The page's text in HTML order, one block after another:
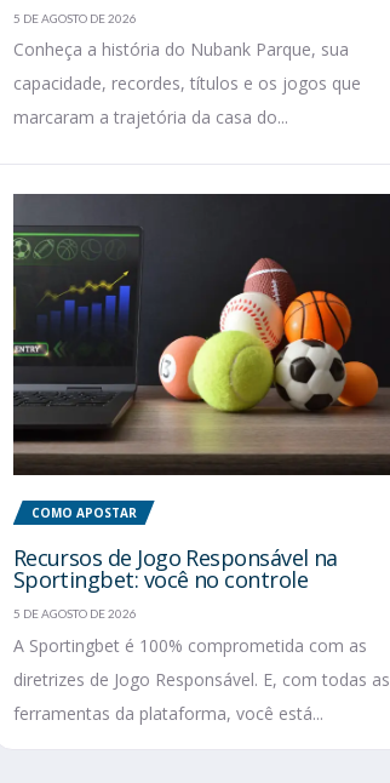
5 DE AGOSTO DE 2026
Conheça a história do Nubank Parque, sua
capacidade, recordes, títulos e os jogos que
marcaram a trajetória da casa do...
COMO APOSTAR
Recursos de Jogo Responsável na
Sportingbet: você no controle
5 DE AGOSTO DE 2026
A Sportingbet é 100% comprometida com as
diretrizes de Jogo Responsável. E, com todas as
ferramentas da plataforma, você está...